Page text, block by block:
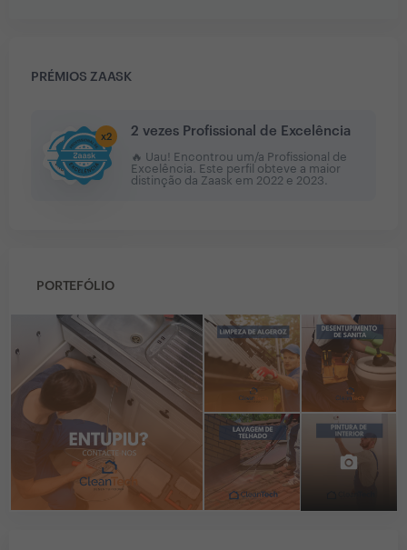
PRÉMIOS ZAASK
x2 2 vezes Profissional de Excelência
🔥 Uau! Encontrou um/a Profissional de
Excelência. Este perfil obteve a maior
distinção da Zaask em 2022 e 2023
PORTEFÓLIO